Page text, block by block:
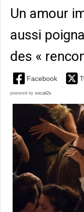
Un amour
aussi
des «
Facebook
powered by social2s